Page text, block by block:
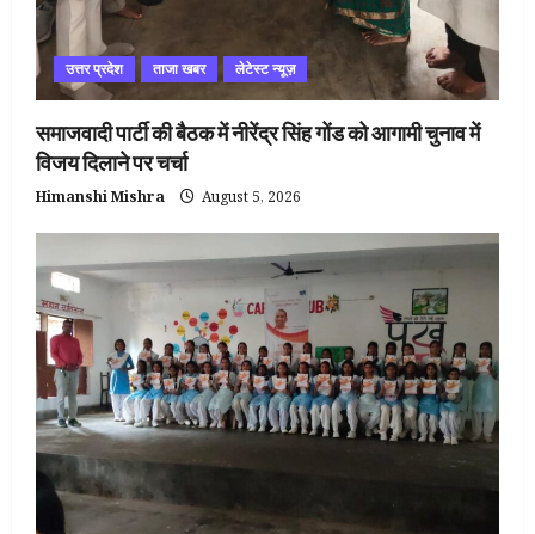
उत्तर प्रदेश ताजा खबर लेटेस्ट न्यूज़
समाजवादी पार्टी की बैठक में नीरेंद्र सिंह गोंड को आगामी चुनाव में
विजय दिलाने पर चर्चा
Himanshi Mishra August 5, 2026